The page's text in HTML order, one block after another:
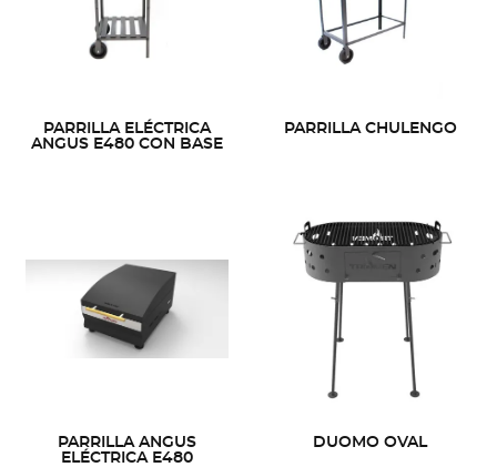
PARRILLA ELÉCTRICA
ANGUS E480 CON BASE
PARRILLA CHULENGO
PARRILLA ANGUS
ELÉCTRICA E480
DUOMO OVAL